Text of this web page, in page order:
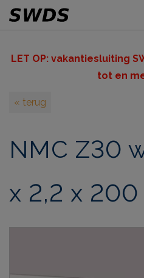
LET OP: vakantiesluiting
tot en
« terug
NMC Z30
x 2,2 x 200